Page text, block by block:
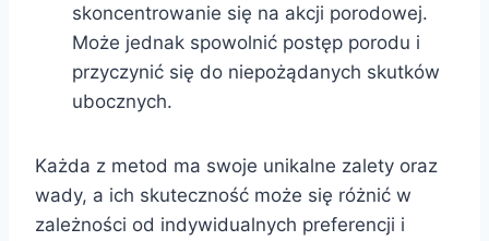
skoncentrowanie się na akcji porodowej.
Może jednak spowolnić postęp porodu i
przyczynić się do niepożądanych skutków
ubocznych.
Każda z metod ma swoje unikalne zalety oraz
wady, a ich skuteczność może się różnić w
zależności od indywidualnych preferencji i